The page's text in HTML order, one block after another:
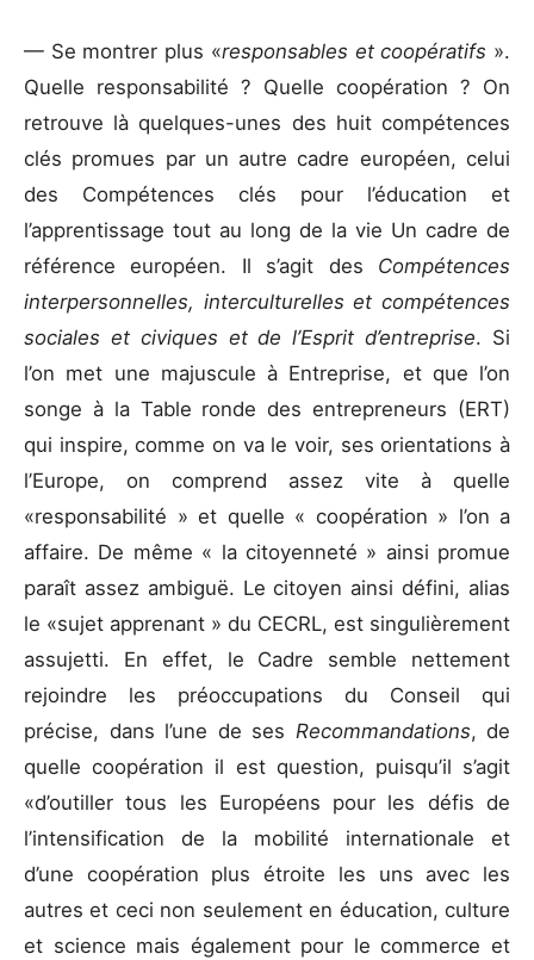
— Se montrer plus «responsables et coopératifs ».
Quelle responsabilité ? Quelle coopération ? On
retrouve là quelques-unes des huit compétences
clés promues par un autre cadre européen, celui
des Compétences clés pour l’éducation et
l’apprentissage tout au long de la vie Un cadre de
référence européen. Il s’agit des Compétences
interpersonnelles, interculturelles et compétences
sociales et civiques et de l’Esprit d’entreprise. Si
l’on met une majuscule à Entreprise, et que l’on
songe à la Table ronde des entrepreneurs (ERT)
qui inspire, comme on va le voir, ses orientations à
l’Europe, on comprend assez vite à quelle
«responsabilité » et quelle « coopération » l’on a
affaire. De même « la citoyenneté » ainsi promue
paraît assez ambiguë. Le citoyen ainsi défini, alias
le «sujet apprenant » du CECRL, est singulièrement
assujetti. En effet, le Cadre semble nettement
rejoindre les préoccupations du Conseil qui
précise, dans l’une de ses Recommandations, de
quelle coopération il est question, puisqu’il s’agit
«d’outiller tous les Européens pour les défis de
l’intensification de la mobilité internationale et
d’une coopération plus étroite les uns avec les
autres et ceci non seulement en éducation, culture
et science mais également pour le commerce et